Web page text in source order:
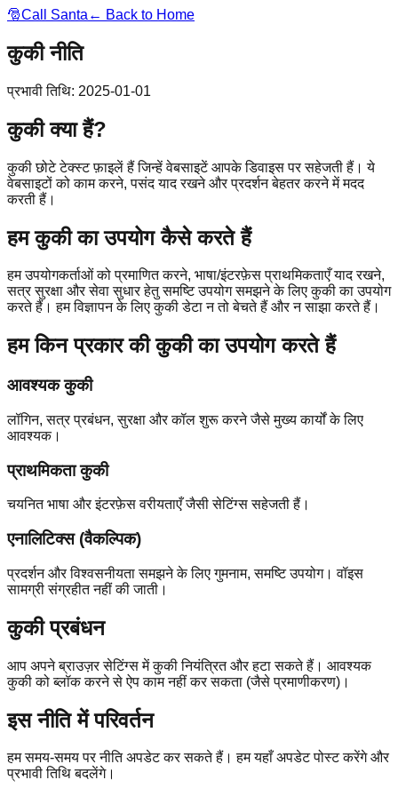
🎅Call Santa ← Back to Home
कुकी नीति
प्रभावी तिथि: 2025-01-01
कुकी क्या हैं?
कुकी छोटे टेक्स्ट फ़ाइलें हैं जिन्हें वेबसाइटें आपके डिवाइस पर सहेजती हैं। ये
वेबसाइटों को काम करने, पसंद याद रखने और प्रदर्शन बेहतर करने में मदद
करती हैं।
हम कुकी का उपयोग कैसे करते हैं
हम उपयोगकर्ताओं को प्रमाणित करने, भाषा/इंटरफ़ेस प्राथमिकताएँ याद रखने,
सत्र सुरक्षा और सेवा सुधार हेतु समष्टि उपयोग समझने के लिए कुकी का उपयोग
करते हैं। हम विज्ञापन के लिए कुकी डेटा न तो बेचते हैं और न साझा करते हैं।
हम किन प्रकार की कुकी का उपयोग करते हैं
आवश्यक कुकी
लॉगिन, सत्र प्रबंधन, सुरक्षा और कॉल शुरू करने जैसे मुख्य कार्यों के लिए
आवश्यक।
प्राथमिकता कुकी
चयनित भाषा और इंटरफ़ेस वरीयताएँ जैसी सेटिंग्स सहेजती हैं।
एनालिटिक्स (वैकल्पिक)
प्रदर्शन और विश्वसनीयता समझने के लिए गुमनाम, समष्टि उपयोग। वॉइस
सामग्री संग्रहीत नहीं की जाती।
कुकी प्रबंधन
आप अपने ब्राउज़र सेटिंग्स में कुकी नियंत्रित और हटा सकते हैं। आवश्यक
कुकी को ब्लॉक करने से ऐप काम नहीं कर सकता (जैसे प्रमाणीकरण)।
इस नीति में परिवर्तन
हम समय-समय पर नीति अपडेट कर सकते हैं। हम यहाँ अपडेट पोस्ट करेंगे और
प्रभावी तिथि बदलेंगे।